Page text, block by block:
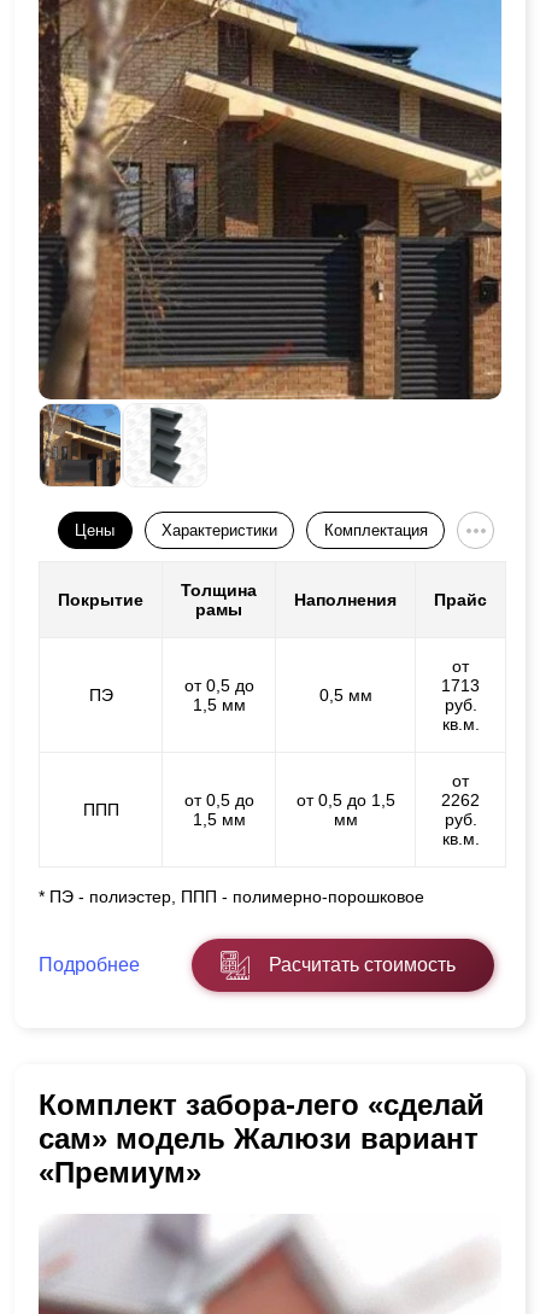
Цены Характеристики Комплектация
Покрытие
Толщина
рамы
Наполнения Прайс
ПЭ
от 0,5 до
1,5 мм
0,5 мм
от
1713
руб.
кв.м.
ППП
от 0,5 до
1,5 мм
от 0,5 до 1,5
мм
от
2262
руб.
кв.м.
* ПЭ - полиэстер, ППП - полимерно-порошковое
Подробнее Расчитать стоимость
Комплект забора-лего «сделай
сам» модель Жалюзи вариант
«Премиум»